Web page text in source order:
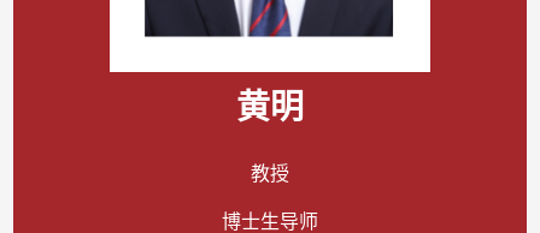
黄明
教授
博士生导师